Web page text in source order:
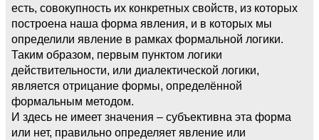
есть, совокупность их конкретных свойств, из которых
построена наша форма явления, и в которых мы
определили явление в рамках формальной логики.
Таким образом, первым пунктом логики
действительности, или диалектической логики,
является отрицание формы, определённой
формальным методом.
И здесь не имеет значения – субъективна эта форма
или нет, правильно определяет явление или